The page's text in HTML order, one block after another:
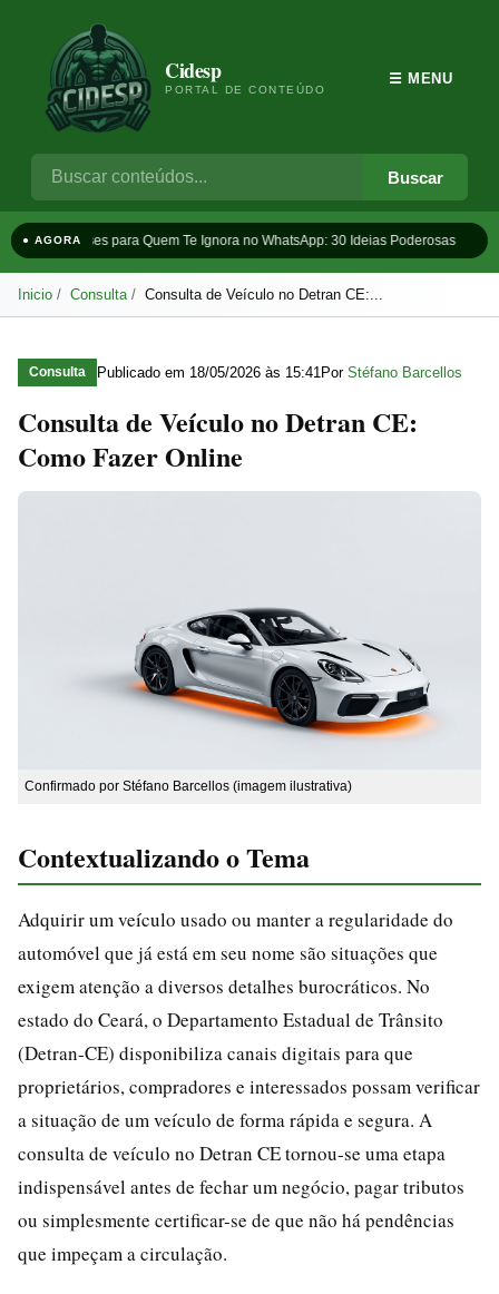
Cidesp
PORTAL DE CONTEÚDO
Buscar
☰ MENU
● AGORAFrases para Quem Te Ignora no WhatsApp: 30 Ideias Poderosas
Inicio Consulta Consulta de Veículo no Detran CE:...
Consulta Publicado em 18/05/2026 às 15:41 Por Stéfano Barcellos
Consulta de Veículo no Detran CE:
Como Fazer Online
Confirmado por Stéfano Barcellos (imagem ilustrativa)
Contextualizando o Tema
Adquirir um veículo usado ou manter a regularidade do
automóvel que já está em seu nome são situações que
exigem atenção a diversos detalhes burocráticos. No
estado do Ceará, o Departamento Estadual de Trânsito
(Detran-CE) disponibiliza canais digitais para que
proprietários, compradores e interessados possam verificar
a situação de um veículo de forma rápida e segura. A
consulta de veículo no Detran CE tornou-se uma etapa
indispensável antes de fechar um negócio, pagar tributos
ou simplesmente certificar-se de que não há pendências
que impeçam a circulação.